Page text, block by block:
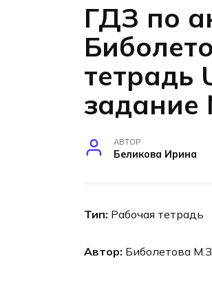
ГДЗ по
тетрадь
АВТОР
Беликова Ирина
Тип: Рабочая тетрадь
Автор: Биболетова